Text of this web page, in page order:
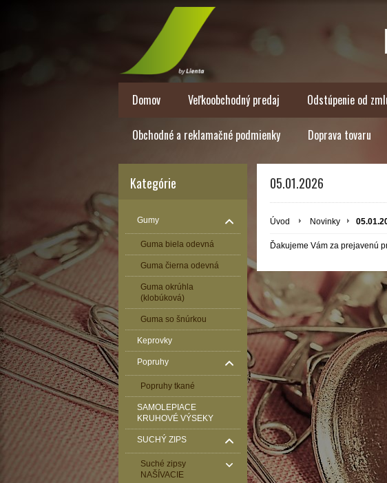
Domov Veľkoobchodný predaj Odstúpenie od
Obchodné a reklamačné podmienky Doprava tovaru
Kategórie
Gumy
Guma biela odevná
Guma čierna odevná
Guma okrúhla
(klobúková)
Guma so šnúrkou
Keprovky
Popruhy
Popruhy tkané
SAMOLEPIACE
KRUHOVÉ VÝSEKY
SUCHÝ ZIPS
Suché zipsy
NAŠÍVACIE
05.01.2026
Úvod Novinky
Ďakujeme Vám za prejavenú